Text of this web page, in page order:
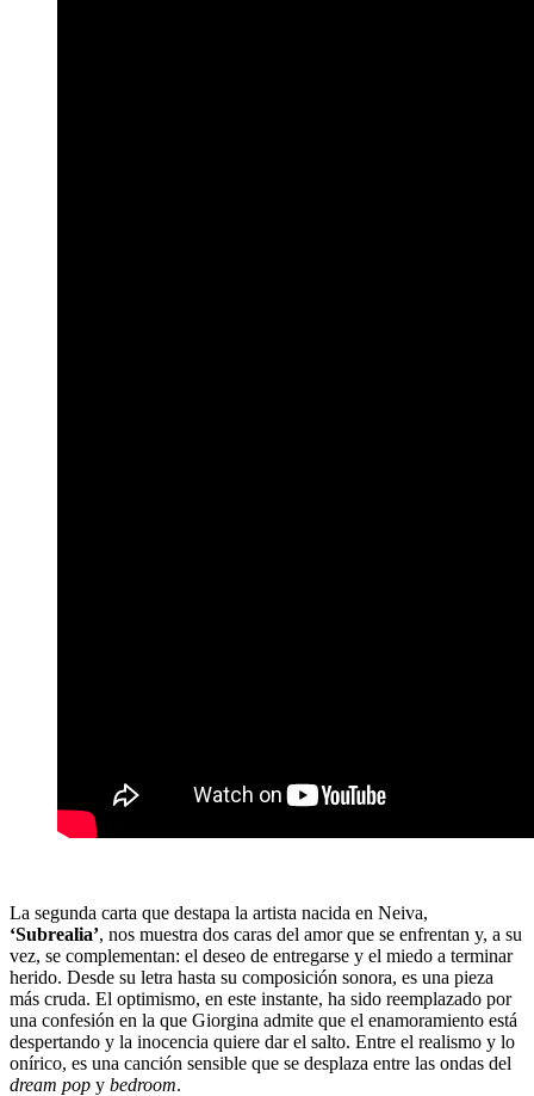
La segunda carta que destapa la artista nacida en Neiva,
‘Subrealia’, nos muestra dos caras del amor que se enfrentan y, a su
vez, se complementan: el deseo de entregarse y el miedo a terminar
herido. Desde su letra hasta su composición sonora, es una pieza
más cruda. El optimismo, en este instante, ha sido reemplazado por
una confesión en la que Giorgina admite que el enamoramiento está
despertando y la inocencia quiere dar el salto. Entre el realismo y lo
onírico, es una canción sensible que se desplaza entre las ondas del
dream pop y bedroom.